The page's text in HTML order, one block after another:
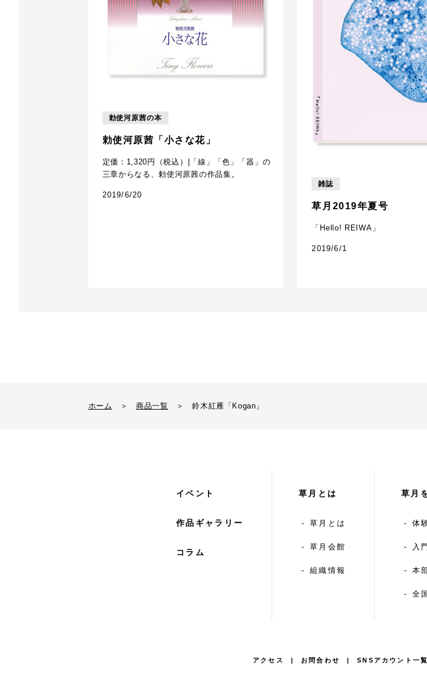
勅使河原茜の本
勅使河原茜「小さな花」
定価：1,320円（税込）|「線」「色」「器」の
三章からなる、勅使河原茜の作品集。
2019/6/20
雑誌
草月2019年夏号
「Hello! REIWA」
2019/6/1
ホーム ＞ 商品一覧 ＞ 鈴木紅雁「Kogan」
イベント
作品ギャラリー
コラム
草月とは
草月とは
草月会館
組織情報
草月
体
入
本
全
アクセス お問合わせ SNSアカウント一覧